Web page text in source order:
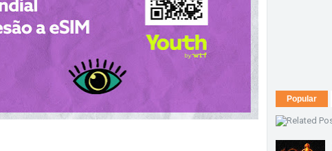
Popular